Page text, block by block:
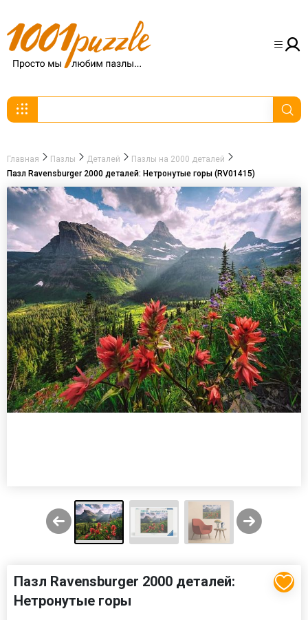
Главная Пазлы Деталей
Пазлы на 2000 деталей
Пазл Ravensburger 2000 деталей: Нетронутые горы (RV01415)
Пазл Ravensburger 2000 деталей:
Нетронутые горы